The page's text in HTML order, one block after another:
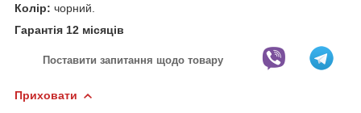
Колір: чорний.
Гарантія 12 місяців
Поставити запитання щодо товару
Приховати